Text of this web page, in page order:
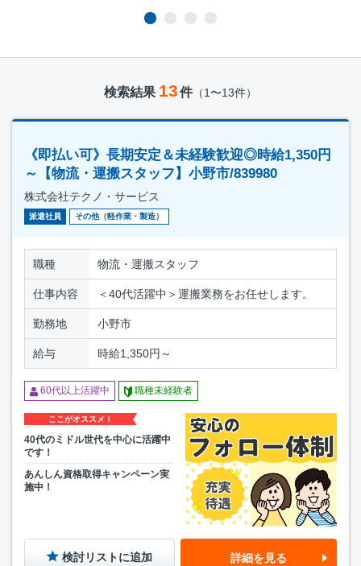
検索結果 13件（1〜13件）
《即払い可》長期安定＆未経験歓迎◎時給1,350円
～【物流・運搬スタッフ】小野市/839980
株式会社テクノ・サービス
派遣社員 その他（軽作業・製造）
職種 物流・運搬スタッフ
仕事内容 ＜40代活躍中＞運搬業務をお任せします。
勤務地 小野市
給与 時給1,350円～
60代以上活躍中 職種未経験者
ここがオススメ！
40代のミドル世代を中心に活躍中
です！
あんしん資格取得キャンペーン実
施中！
検討リストに追加 詳細を見る